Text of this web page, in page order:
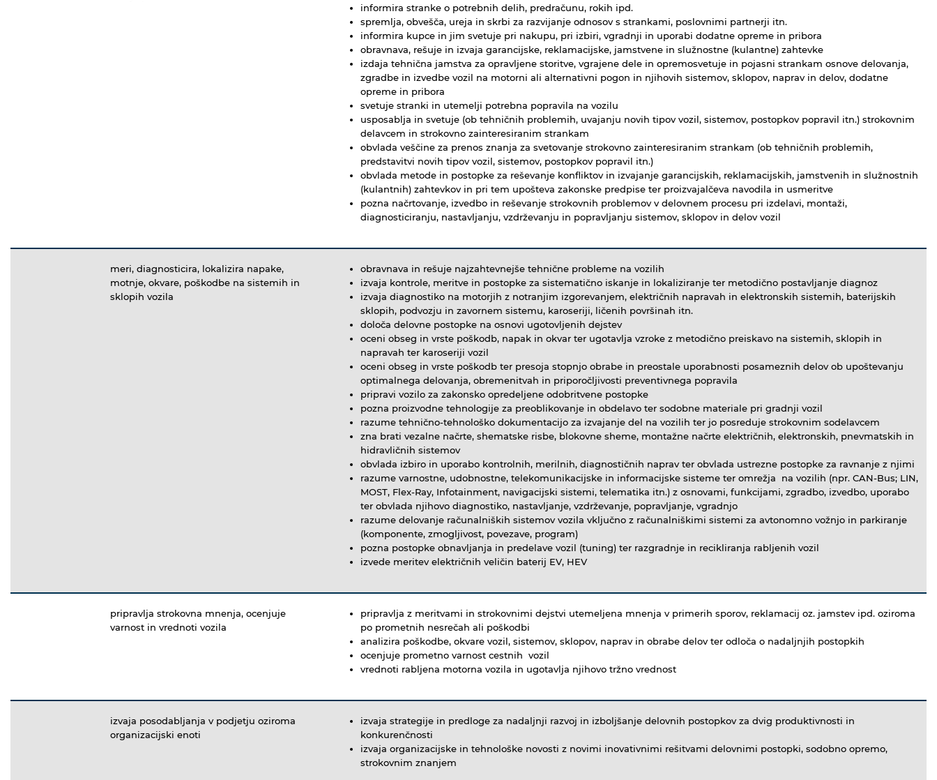
informira stranke o potrebnih delih, predračunu, rokih ipd.
spremlja, obvešča, ureja in skrbi za razvijanje odnosov s strankami, poslovnimi partnerji itn.
informira kupce in jim svetuje pri nakupu, pri izbiri, vgradnji in uporabi dodatne opreme in pribora
obravnava, rešuje in izvaja garancijske, reklamacijske, jamstvene in služnostne (kulantne) zahtevke
izdaja tehnična jamstva za opravljene storitve, vgrajene dele in opremosvetuje in pojasni strankam osnove delovanja,
zgradbe in izvedbe vozil na motorni ali alternativni pogon in njihovih sistemov, sklopov, naprav in delov, dodatne
opreme in pribora
svetuje stranki in utemelji potrebna popravila na vozilu
usposablja in svetuje (ob tehničnih problemih, uvajanju novih tipov vozil, sistemov, postopkov popravil itn.) strokovnim
delavcem in strokovno zainteresiranim strankam
obvlada veščine za prenos znanja za svetovanje strokovno zainteresiranim strankam (ob tehničnih problemih,
predstavitvi novih tipov vozil, sistemov, postopkov popravil itn.)
obvlada metode in postopke za reševanje konfliktov in izvajanje garancijskih, reklamacijskih, jamstvenih in služnostnih
(kulantnih) zahtevkov in pri tem upošteva zakonske predpise ter proizvajalčeva navodila in usmeritve
pozna načrtovanje, izvedbo in reševanje strokovnih problemov v delovnem procesu pri izdelavi, montaži,
diagnosticiranju, nastavljanju, vzdrževanju in popravljanju sistemov, sklopov in delov vozil
meri, diagnosticira, lokalizira napake,
motnje, okvare, poškodbe na sistemih in
sklopih vozila
obravnava in rešuje najzahtevnejše tehnične probleme na vozilih
izvaja kontrole, meritve in postopke za sistematično iskanje in lokaliziranje ter metodično postavljanje diagnoz
izvaja diagnostiko na motorjih z notranjim izgorevanjem, električnih napravah in elektronskih sistemih, baterijskih
sklopih, podvozju in zavornem sistemu, karoseriji, ličenih površinah itn.
določa delovne postopke na osnovi ugotovljenih dejstev
oceni obseg in vrste poškodb, napak in okvar ter ugotavlja vzroke z metodično preiskavo na sistemih, sklopih in
napravah ter karoseriji vozil
oceni obseg in vrste poškodb ter presoja stopnjo obrabe in preostale uporabnosti posameznih delov ob upoštevanju
optimalnega delovanja, obremenitvah in priporočljivosti preventivnega popravila
pripravi vozilo za zakonsko opredeljene odobritvene postopke
pozna proizvodne tehnologije za preoblikovanje in obdelavo ter sodobne materiale pri gradnji vozil
razume tehnično-tehnološko dokumentacijo za izvajanje del na vozilih ter jo posreduje strokovnim sodelavcem
zna brati vezalne načrte, shematske risbe, blokovne sheme, montažne načrte električnih, elektronskih, pnevmatskih in
hidravličnih sistemov
obvlada izbiro in uporabo kontrolnih, merilnih, diagnostičnih naprav ter obvlada ustrezne postopke za ravnanje z njimi
razume varnostne, udobnostne, telekomunikacijske in informacijske sisteme ter omrežja na vozilih (npr. CAN-Bus; LIN,
MOST, Flex-Ray, Infotainment, navigacijski sistemi, telematika itn.) z osnovami, funkcijami, zgradbo, izvedbo, uporabo
ter obvlada njihovo diagnostiko, nastavljanje, vzdrževanje, popravljanje, vgradnjo
razume delovanje računalniških sistemov vozila vključno z računalniškimi sistemi za avtonomno vožnjo in parkiranje
(komponente, zmogljivost, povezave, program)
pozna postopke obnavljanja in predelave vozil (tuning) ter razgradnje in recikliranja rabljenih vozil
izvede meritev električnih veličin baterij EV, HEV
pripravlja strokovna mnenja, ocenjuje
varnost in vrednoti vozila
pripravlja z meritvami in strokovnimi dejstvi utemeljena mnenja v primerih sporov, reklamacij oz. jamstev ipd. oziroma
po prometnih nesrečah ali poškodbi
analizira poškodbe, okvare vozil, sistemov, sklopov, naprav in obrabe delov ter odloča o nadaljnjih postopkih
ocenjuje prometno varnost cestnih vozil
vrednoti rabljena motorna vozila in ugotavlja njihovo tržno vrednost
izvaja posodabljanja v podjetju oziroma
organizacijski enoti
izvaja strategije in predloge za nadaljnji razvoj in izboljšanje delovnih postopkov za dvig produktivnosti in
konkurenčnosti
izvaja organizacijske in tehnološke novosti z novimi inovativnimi rešitvami delovnimi postopki, sodobno opremo,
strokovnim znanjem